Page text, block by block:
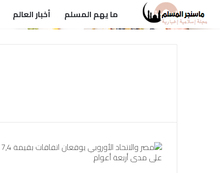
ما يهم المسلم أخبار العالم